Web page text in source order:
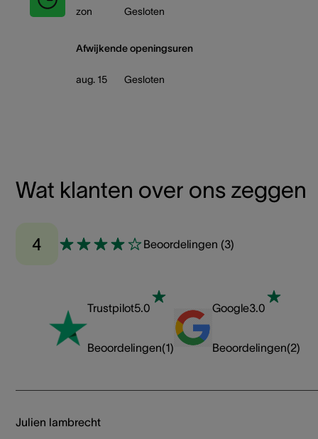
zon Gesloten
Afwijkende openingsuren
aug. 15 Gesloten
Wat klanten over ons zeggen
4 Beoordelingen (3)
Trustpilot5.0
Beoordelingen(1)
Google3.0
Beoordelingen(2)
Julien lambrecht